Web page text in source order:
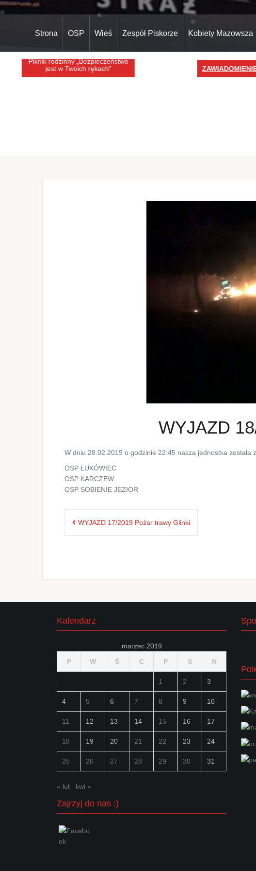
Strona OSP Wieś Zespół Piskorze Kobiety Mazowsza
Piknik rodzinny „Bezpieczeństwo
jest w Twoich rękach”
ZAWIADOMIENIE
WYJAZD
W dniu 28.02.2019 o godzinie 22:45 nasza jednostka została
OSP ŁUKÓWIEC
OSP KARCZEW
OSP SOBIENIE JEZIOR
Nawigacja
WYJAZD 17/2019 Pożar trawy Glinki
Kalendarz
marzec 2019
P
W Ś C P S N
1 2 3
4 5 6 7 8 9 10
11 12 13 14 15 16 17
18 19 20 21 22 23 24
25 26 27 28 29 30 31
« lut kwi »
Zajrzyj do nas :)